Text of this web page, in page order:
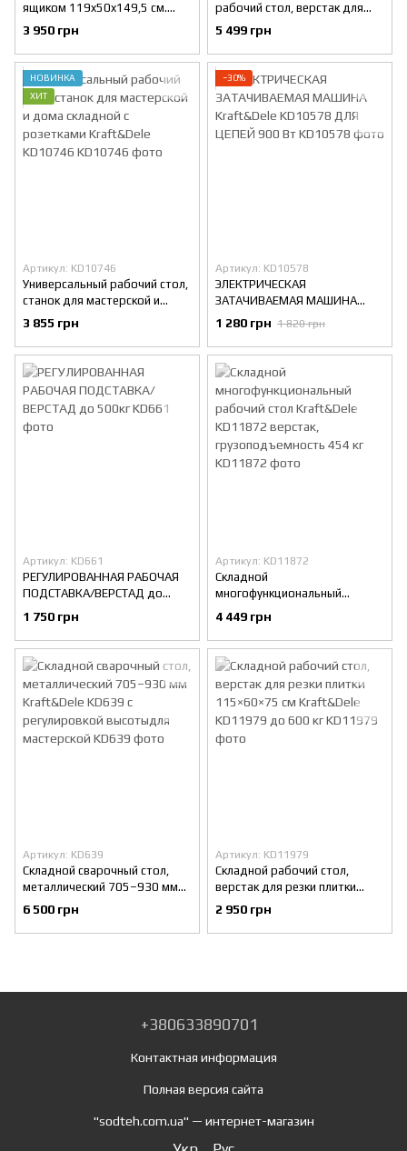
ящиком 119x50x149,5 см.
Chomik GWI3601
3 950 грн
рабочий стол, верстак для
мастерской и дома складной
7в1 GardenLine WIS0731
5 499 грн
НОВИНКА
ХИТ
Артикул: KD10746
Универсальный рабочий стол,
станок для мастерской и
дома складной с розетками
Kraft&Dele KD10746
3 855 грн
−30%
Артикул: KD10578
ЭЛЕКТРИЧЕСКАЯ
ЗАТАЧИВАЕМАЯ МАШИНА
Kraft&Dele KD10578 ДЛЯ
ЦЕПЕЙ 900 Вт
1 280 грн 1 820 грн
Артикул: KD661
РЕГУЛИРОВАННАЯ РАБОЧАЯ
ПОДСТАВКА/ВЕРСТАД до
500кг
1 750 грн
Артикул: KD11872
Складной
многофункциональный
рабочий стол Kraft&Dele
KD11872 верстак,
грузоподъемность 454 кг
4 449 грн
Артикул: KD639
Складной сварочный стол,
металлический 705–930 мм
Kraft&Dele KD639 с
регулировкой высотыдля
мастерской
6 500 грн
Артикул: KD11979
Складной рабочий стол,
верстак для резки плитки
115×60×75 см Kraft&Dele
KD11979 до 600 кг
2 950 грн
+380633890701
Контактная информация
Полная версия сайта
"sodteh.com.ua" — интернет-магазин